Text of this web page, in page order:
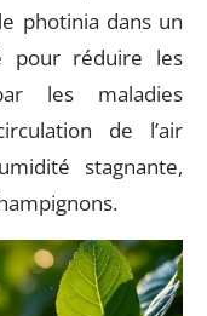
photinia dans un
pour réduire les
les maladies
de l’air
stagnante,